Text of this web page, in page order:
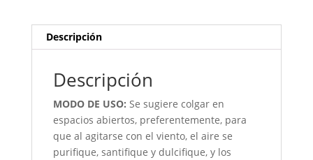
Descripción
Descripción
MODO DE USO: Se sugiere colgar en
espacios abiertos, preferentemente, para
que al agitarse con el viento, el aire se
purifique, santifique y dulcifique, y los